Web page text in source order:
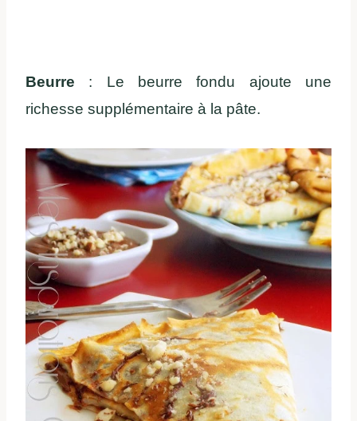
Beurre : Le beurre fondu ajoute une
richesse supplémentaire à la pâte.